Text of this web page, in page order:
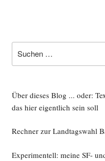
nach:
Über dieses Blog ... oder:
das hier eigentlich sein soll
Rechner zur Landtagswahl
Experimentell: meine SF-